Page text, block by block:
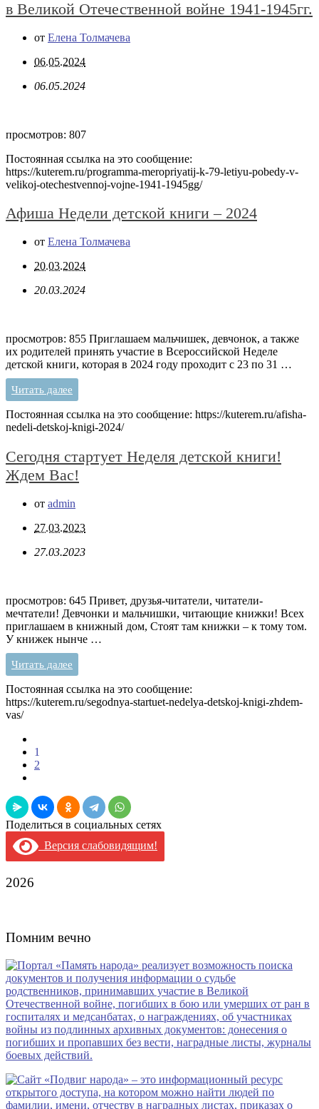
в Великой Отечественной войне 1941-1945гг.
от Елена Толмачева
06.05.2024
06.05.2024
просмотров: 807
Постоянная ссылка на это сообщение:
https://kuterem.ru/programma-meropriyatij-k-79-letiyu-pobedy-v-
velikoj-otechestvennoj-vojne-1941-1945gg/
Афиша Недели детской книги – 2024
от Елена Толмачева
20.03.2024
20.03.2024
просмотров: 855 Приглашаем мальчишек, девчонок, а также
их родителей принять участие в Всероссийской Неделе
детской книги, которая в 2024 году проходит с 23 по 31 …
Читать далее
Постоянная ссылка на это сообщение: https://kuterem.ru/afisha-
nedeli-detskoj-knigi-2024/
Сегодня стартует Неделя детской книги!
Ждем Вас!
от admin
27.03.2023
27.03.2023
просмотров: 645 Привет, друзья-читатели, читатели-
мечтатели! Девчонки и мальчишки, читающие книжки! Всех
приглашаем в книжный дом, Стоят там книжки – к тому том.
У книжек нынче …
Читать далее
Постоянная ссылка на это сообщение:
https://kuterem.ru/segodnya-startuet-nedelya-detskoj-knigi-zhdem-
vas/
1
2
Поделиться в социальных сетях
Версия слабовидящим!
2026
Помним вечно